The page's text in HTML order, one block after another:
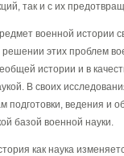
так и с их
военной истории
этих проблем
истории и в
В своих
подготовки, ведения и
базой военной науки.
как наука